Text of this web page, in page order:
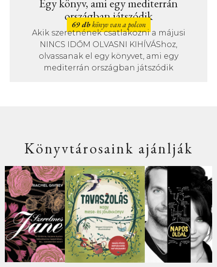
országban játszódik
69 dbkönyv van a polcon
Akik szeretnének csatlakozni a májusi
NINCS IDŐM OLVASNI KIHÍVÁShoz,
olvassanak el egy könyvet, ami egy
mediterrán országban játszódik
Könyvtárosaink ajánlják